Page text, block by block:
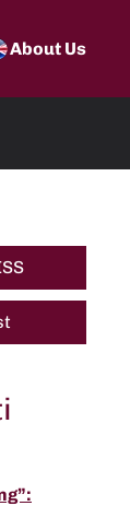
About Us